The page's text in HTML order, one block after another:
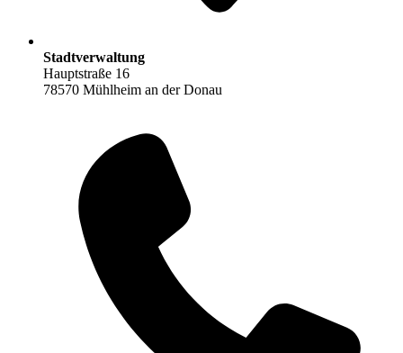
Stadtverwaltung
Hauptstraße 16
78570 Mühlheim an der Donau